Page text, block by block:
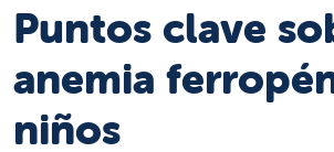
Puntos clave
anemia
niños